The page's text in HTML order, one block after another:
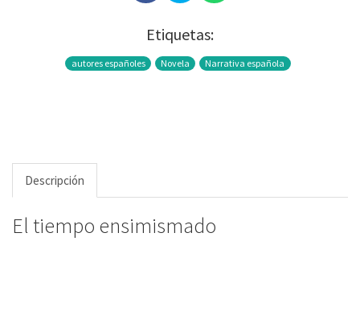
Etiquetas:
autores españoles Novela Narrativa española
Descripción
El tiempo ensimismado